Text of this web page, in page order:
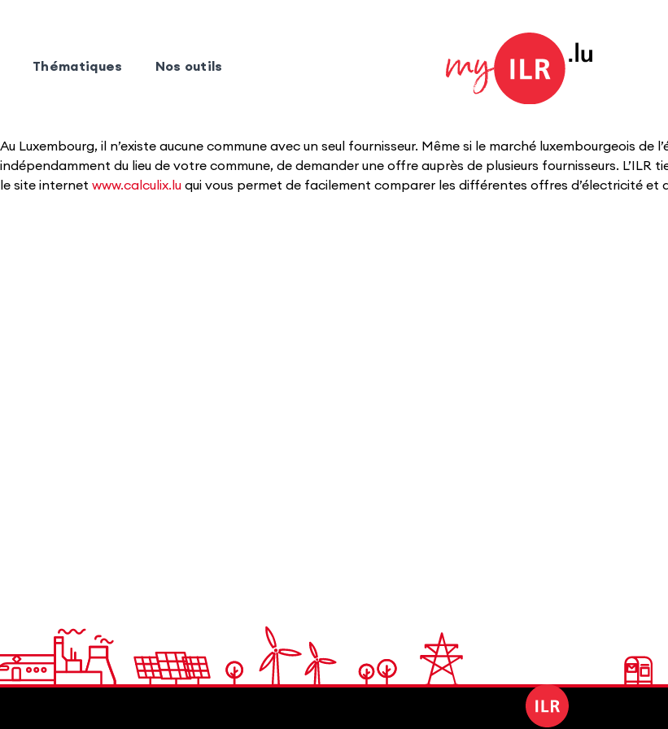
Thématiques Nos outils
​Au Luxembourg, il n’existe aucune commune avec un seul fournisseur. Même si le marché luxembourgeois
indépendamment du lieu de votre commune, de demander une offre auprès de plusieurs fournisseurs.
le site internet www.calculix.lu qui vous permet de facilement comparer les différentes offres d’électricité et